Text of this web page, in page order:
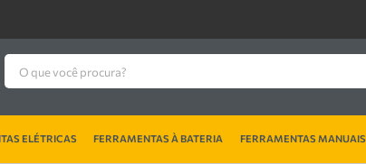
O que você procura?
ELÉTRICAS FERRAMENTAS À BATERIA FERRAMENTAS MANUAIS